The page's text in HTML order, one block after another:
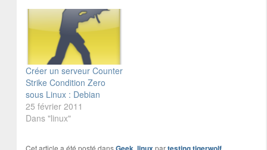
identiques... Commande
DOS :arrow: Commande
Linux :arrow:
Commentaires cd
…
Créer un serveur Counter
Strike Condition Zero
sous Linux : Debian
25 février 2011
Dans "linux"
Cet article a été posté dans , par
.